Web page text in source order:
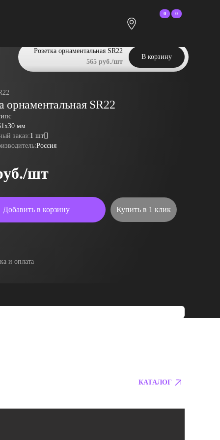
0 0
орнаментальная SR22
мм
заказ:1 шт
Россия
шт
Добавить в корзину Купить в 1 клик
Розетка орнаментальная SR22
565 руб./шт
В корзину
и оплата
КАТАЛОГ